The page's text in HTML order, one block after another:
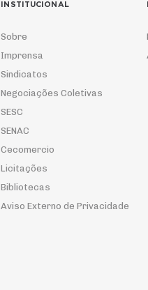
INSTITUCIONAL
Sobre
Imprensa
Sindicatos
Negociações Coletivas
SESC
SENAC
Cecomercio
Licitações
Bibliotecas
Aviso Externo de Privacidade